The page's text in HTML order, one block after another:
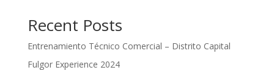
Recent Posts
Entrenamiento Técnico Comercial – Distrito Capital
Fulgor Experience 2024